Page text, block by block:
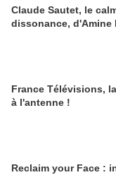
Claude Sautet, le
dissonance, d'Amine
France Télévisions,
à l'antenne !
Reclaim your Face :